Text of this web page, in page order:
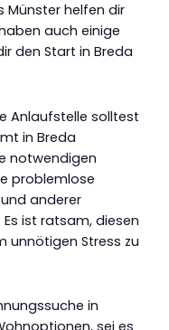
Münster helfen dir
auch einige
den Start in Breda
Anlaufstelle solltest
in Breda
notwendigen
problemlose
anderer
ist ratsam, diesen
unnötigen Stress zu
in